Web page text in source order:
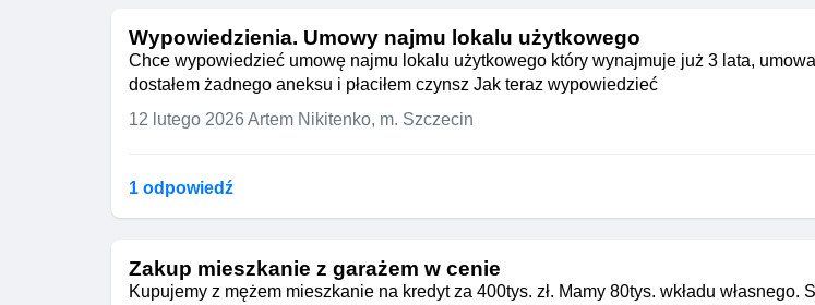
Wypowiedzienia. Umowy najmu lokalu użytkowego
Chce wypowiedzieć umowę najmu lokalu użytkowego który wynajmuje już 3 lata,
dostałem żadnego aneksu i płaciłem czynsz Jak teraz wypowiedzieć
12 lutego 2026 Artem Nikitenko, m. Szczecin
1 odpowiedź
Zakup mieszkanie z garażem w cenie
Kupujemy z mężem mieszkanie na kredyt za 400tys. zł. Mamy 80tys. wkładu